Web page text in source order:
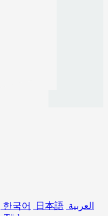
한국어 日本語 العربية